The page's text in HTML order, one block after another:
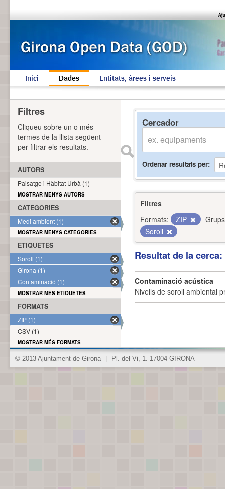
Inici Dades Entitats, àrees i serveis
Cercador
Ordenar resultats per
Filtres
Formats:
ZIP
Soroll
Resultat de la
Contaminació acústica
Nivells de soroll ambiental
Filtres
Cliqueu sobre un o més
termes de la llista següent
per filtrar els resultats.
AUTORS
Paisatge i Hàbitat Urbà (1)
MOSTRAR MENYS AUTORS
CATEGORIES
Medi ambient (1)
MOSTRAR MENYS CATEGORIES
ETIQUETES
Soroll (1)
Girona (1)
Contaminació (1)
MOSTRAR MÉS ETIQUETES
FORMATS
ZIP (1)
CSV (1)
MOSTRAR MÉS FORMATS
© 2013 Ajuntament de Girona Pl. del Vi, 1. 17004 GIRONA